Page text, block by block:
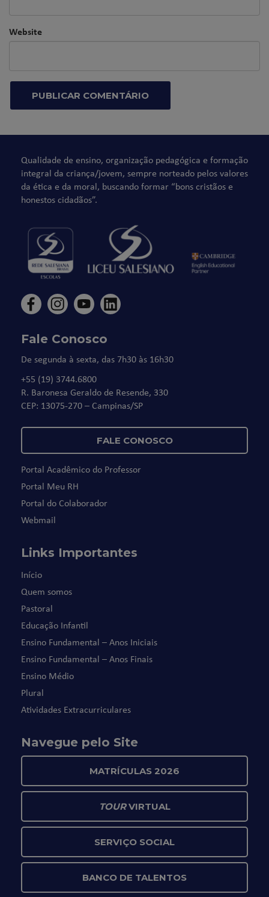
Website
Qualidade de ensino, organização pedagógica e formação
integral da criança/jovem, sempre norteado pelos valores
da ética e da moral, buscando formar “bons cristãos e
honestos cidadãos”.
Fale Conosco
De segunda à sexta, das 7h30 às 16h30
+55 (19) 3744.6800
R. Baronesa Geraldo de Resende, 330
CEP: 13075-270 – Campinas/SP
FALE CONOSCO
Portal Acadêmico do Professor
Portal Meu RH
Portal do Colaborador
Webmail
Links Importantes
Início
Quem somos
Pastoral
Educação Infantil
Ensino Fundamental – Anos Iniciais
Ensino Fundamental – Anos Finais
Ensino Médio
Plural
Atividades Extracurriculares
Navegue pelo Site
MATRÍCULAS 2026
TOURVIRTUAL
SERVIÇO SOCIAL
BANCO DE TALENTOS